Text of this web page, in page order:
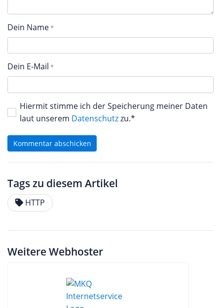
Dein Name
Dein E-Mail
Hiermit stimme ich der Speicherung meiner Daten
laut unserem Datenschutzzu.*
Kommentar abschicken
Tags zu diesem Artikel
HTTP
Weitere Webhoster